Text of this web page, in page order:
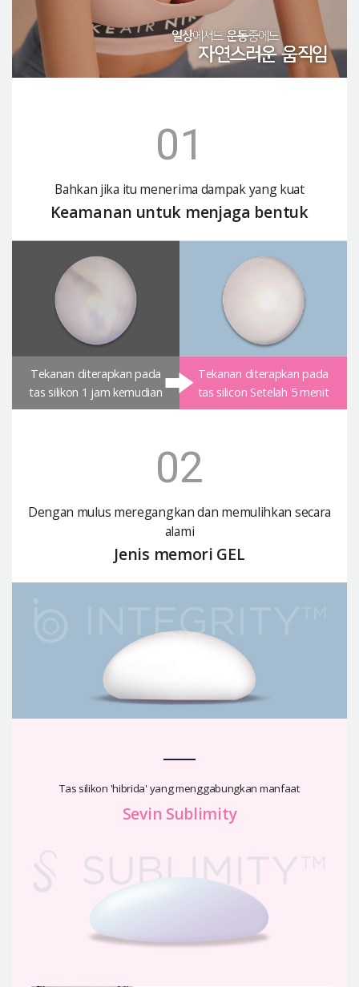
01
Bahkan jika itu menerima dampak yang kuat
Keamanan untuk menjaga bentuk
Tekanan diterapkan pada
tas silikon 1 jam kemudian
Tekanan diterapkan pada
tas silicon Setelah 5 menit
02
Dengan mulus meregangkan dan memulihkan secara
alami
Jenis memori GEL
Tas silikon 'hibrida' yang menggabungkan manfaat
Sevin Sublimity